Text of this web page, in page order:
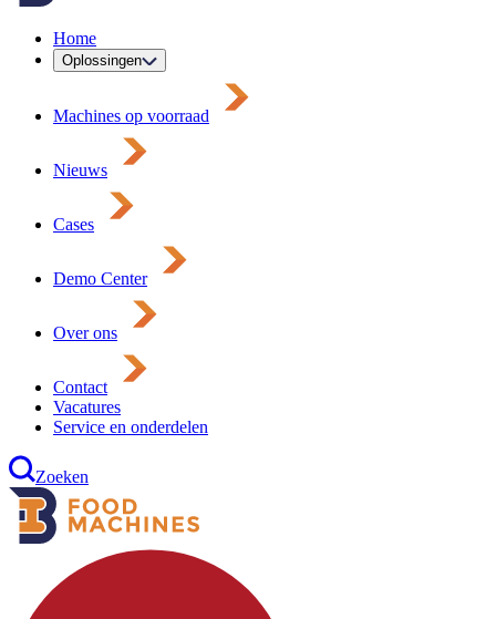
Home
Oplossingen
Machines op voorraad
Nieuws
Cases
Demo Center
Over ons
Contact
Vacatures
Service en onderdelen
Zoeken